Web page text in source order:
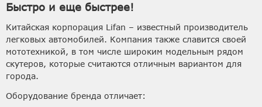
Быстро и еще быстрее!
Китайская корпорация Lifan – известный производитель
легковых автомобилей. Компания также славится своей
мототехникой, в том числе широким модельным рядом
скутеров, которые считаются отличным вариантом для
города.
Оборудование бренда отличает: